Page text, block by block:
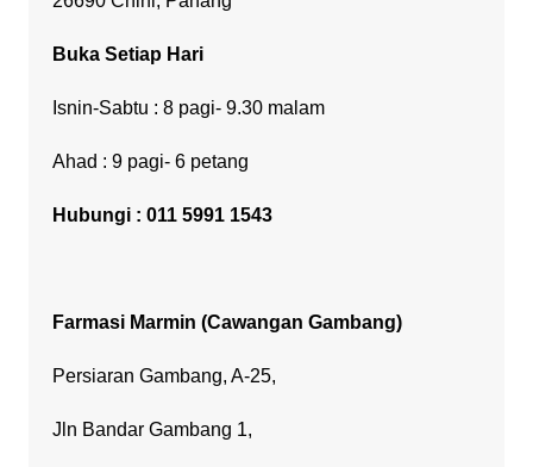
Buka Setiap Hari
Isnin-Sabtu : 8 pagi- 9.30 malam
Ahad : 9 pagi- 6 petang
Hubungi : 011 5991 1543
Farmasi Marmin (Cawangan Gambang)
Persiaran Gambang, A-25,
Jln Bandar Gambang 1,